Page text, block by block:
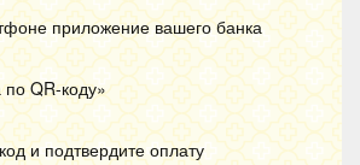
приложение вашего банка
поQR-коду»
код и подтвердите оплату